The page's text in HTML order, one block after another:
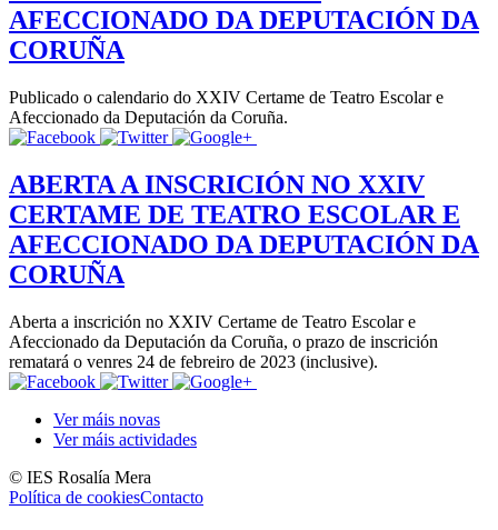
AFECCIONADO DA DEPUTACIÓN DA
CORUÑA
Publicado o calendario do XXIV Certame de Teatro Escolar e
Afeccionado da Deputación da Coruña.
ABERTA A INSCRICIÓN NO XXIV
CERTAME DE TEATRO ESCOLAR E
AFECCIONADO DA DEPUTACIÓN DA
CORUÑA
Aberta a inscrición no XXIV Certame de Teatro Escolar e
Afeccionado da Deputación da Coruña, o prazo de inscrición
rematará o venres 24 de febreiro de 2023 (inclusive).
Ver máis novas
Ver máis actividades
© IES Rosalía Mera
Política de cookiesContacto